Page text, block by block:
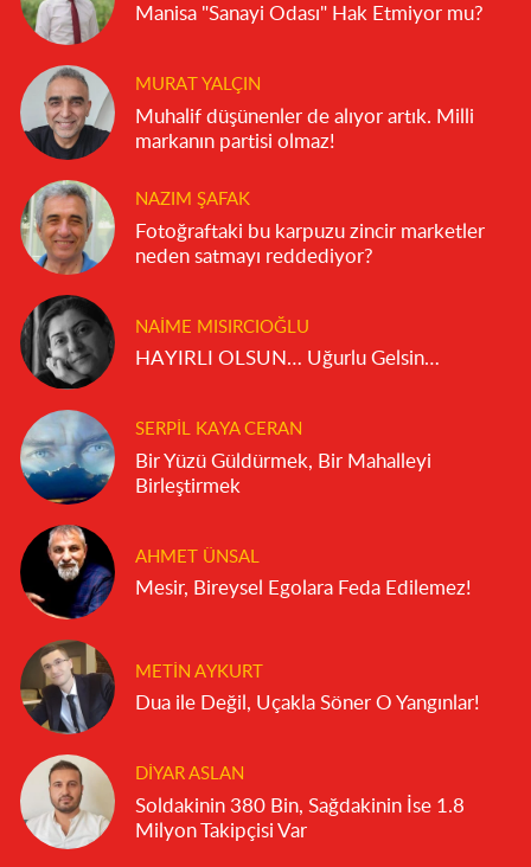
Manisa "Sanayi Odası" Hak Etmiyor mu?
MURAT YALÇIN
Muhalif düşünenler de alıyor artık. Milli
markanın partisi olmaz!
NAZIM ŞAFAK
Fotoğraftaki bu karpuzu zincir marketler
neden satmayı reddediyor?
NAIME MISIRCIOĞLU
HAYIRLI OLSUN… Uğurlu Gelsin…
SERPIL KAYA CERAN
Bir Yüzü Güldürmek, Bir Mahalleyi
Birleştirmek
AHMET ÜNSAL
Mesir, Bireysel Egolara Feda Edilemez!
METIN AYKURT
Dua ile Değil, Uçakla Söner O Yangınlar!
DIYAR ASLAN
Soldakinin 380 Bin, Sağdakinin İse 1.8
Milyon Takipçisi Var